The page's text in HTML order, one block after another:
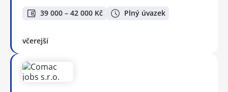
39 000 – 42 000 Kč Plný úvazek
včerejší